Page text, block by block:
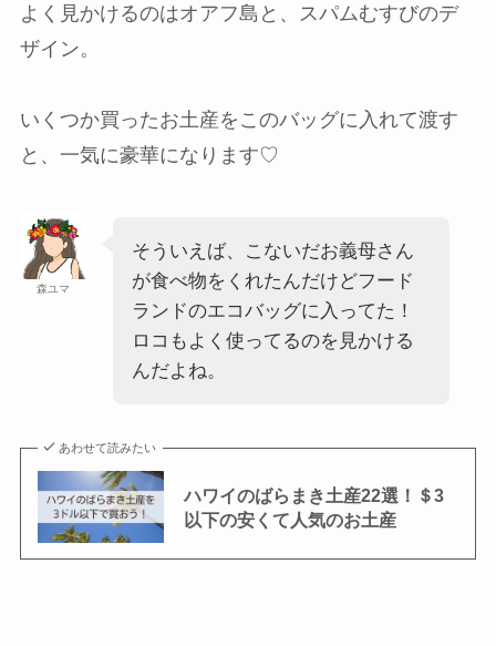
よく見かけるのはオアフ島と、スパムむすびのデ
ザイン。
いくつか買ったお土産をこのバッグに入れて渡す
と、一気に豪華になります♡
森ユマ
そういえば、こないだお義母さん
が食べ物をくれたんだけどフード
ランドのエコバッグに入ってた！
ロコもよく使ってるのを見かける
んだよね。
あわせて読みたい
ハワイのばらまき土産22選！＄3
以下の安くて人気のお土産